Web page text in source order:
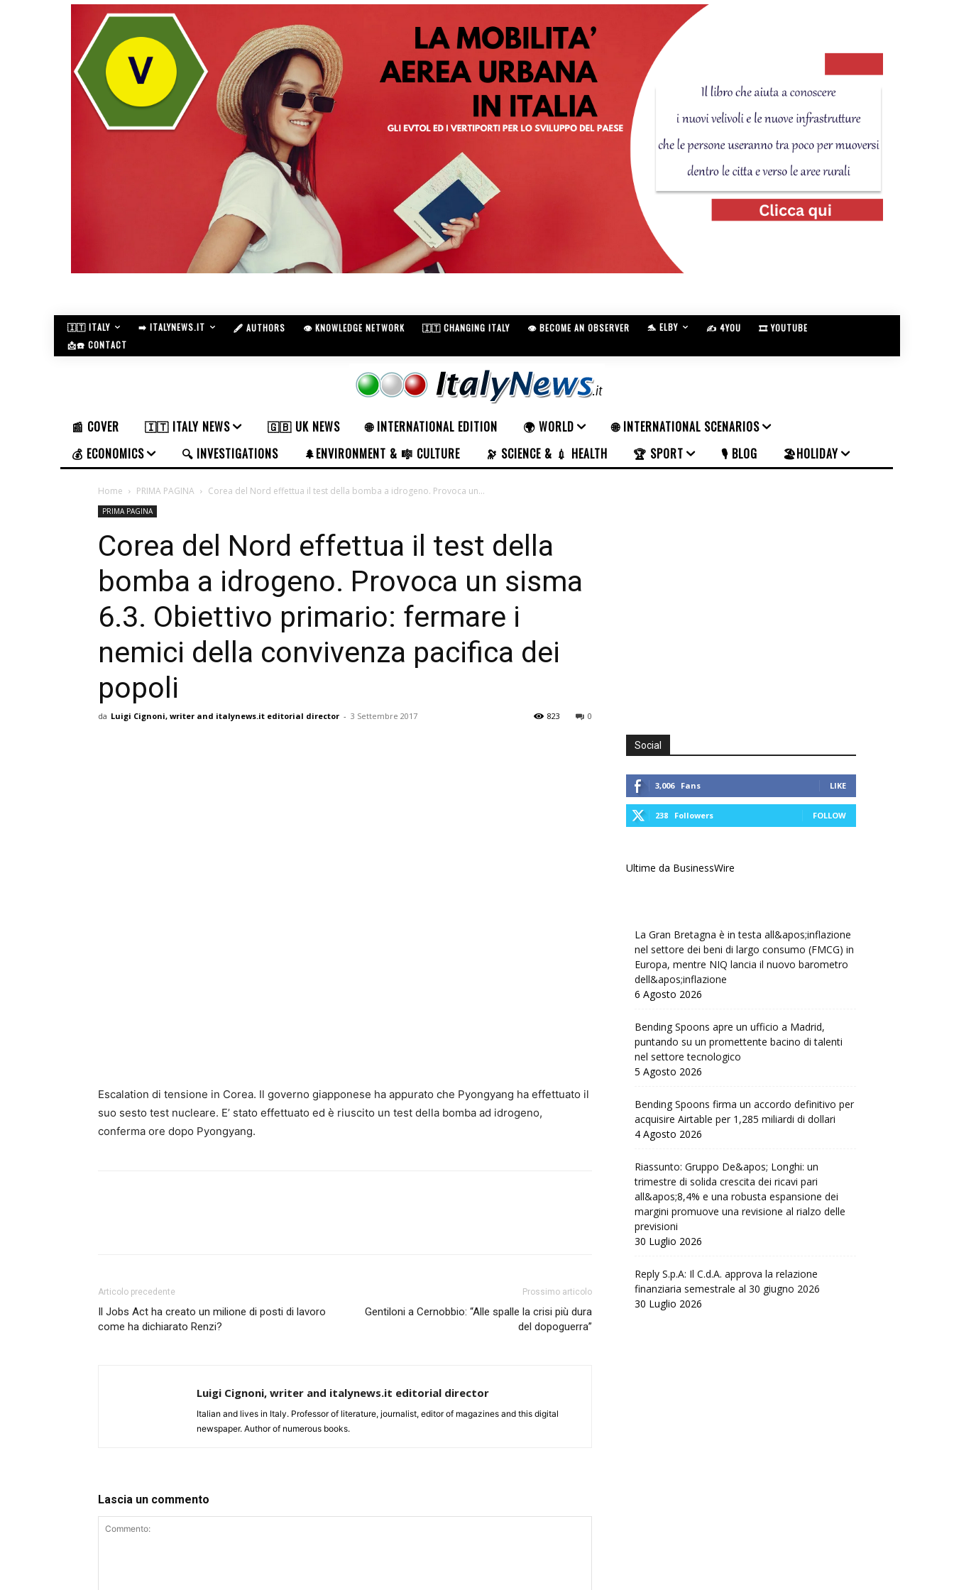
🇮🇹 ITALY ➡️ ITALYNEWS.IT 🖋️ AUTHORS 👁️ KNOWLEDGE NETWORK 🇮🇹 CHANGING ITALY 👁️ BECOME AN OBSERVER 🐬 ELBY ✍️ 4YOU
🎞️ YOUTUBE
📩☎️ CONTACT
📰 COVER 🇮🇹 ITALY NEWS 🇬🇧 UK NEWS 🌐 INTERNATIONAL EDITION 🌍 WORLD
🌐 INTERNATIONAL SCENARIOS
💰 ECONOMICS
🔍 INVESTIGATIONS 🌲ENVIRONMENT & 🎼 CULTURE 🔭 SCIENCE & 💉 HEALTH 🏆 SPORT 🎙️ BLOG 🏖️HOLIDAY
Home PRIMA PAGINA Corea del Nord effettua il test della bomba a idrogeno. Provoca un...
PRIMA PAGINA
Corea del Nord effettua il test della
bomba a idrogeno. Provoca un sisma
6.3. Obiettivo primario: fermare i
nemici della convivenza pacifica dei
popoli
da Luigi Cignoni, writer and italynews.it editorial director - 3 Settembre 2017 0
823
Escalation di tensione in Corea. Il governo giapponese ha appurato che Pyongyang ha effettuato il
suo sesto test nucleare. E’ stato effettuato ed è riuscito un test della bomba ad idrogeno,
conferma ore dopo Pyongyang.
Articolo precedente
Il Jobs Act ha creato un milione di posti di lavoro
come ha dichiarato Renzi?
Prossimo articolo
Gentiloni a Cernobbio: “Alle spalle la crisi più dura
del dopoguerra”
Luigi Cignoni, writer and italynews.it editorial director
Italian and lives in Italy. Professor of literature, journalist, editor of magazines and this digital
newspaper. Author of numerous books.
Lascia un commento
Social
3,006 Fans LIKE
238 Followers FOLLOW
Ultime da BusinessWire
La Gran Bretagna è in testa all&apos;inflazione
nel settore dei beni di largo consumo (FMCG) in
Europa, mentre NIQ lancia il nuovo barometro
dell&apos;inflazione
6 Agosto 2026
Bending Spoons apre un ufficio a Madrid,
puntando su un promettente bacino di talenti
nel settore tecnologico
5 Agosto 2026
Bending Spoons firma un accordo definitivo per
acquisire Airtable per 1,285 miliardi di dollari
4 Agosto 2026
Riassunto: Gruppo De&apos; Longhi: un
trimestre di solida crescita dei ricavi pari
all&apos;8,4% e una robusta espansione dei
margini promuove una revisione al rialzo delle
previsioni
30 Luglio 2026
Reply S.p.A: Il C.d.A. approva la relazione
finanziaria semestrale al 30 giugno 2026
30 Luglio 2026